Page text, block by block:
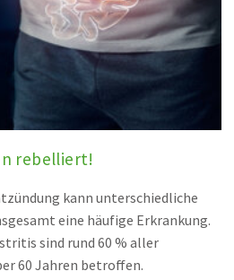
rebelliert!
kann unterschiedliche
eine häufige Erkrankung.
sind rund 60 % aller
60 Jahren betroffen.